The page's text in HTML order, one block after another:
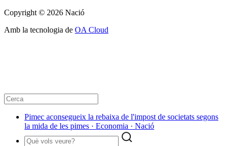
Copyright © 2026 Nació
Amb la tecnologia de OA Cloud
Pimec aconsegueix la rebaixa de l'impost de societats segons
la mida de les pimes · Economia · Nació